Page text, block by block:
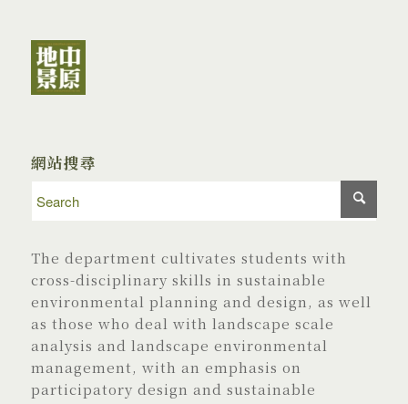
網站搜尋
The department cultivates students with
cross-disciplinary skills in sustainable
environmental planning and design, as well
as those who deal with landscape scale
analysis and landscape environmental
management, with an emphasis on
participatory design and sustainable